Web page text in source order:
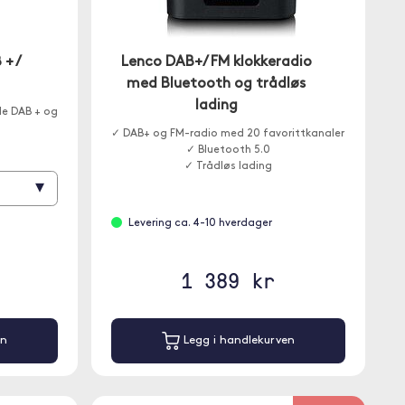
+ /
DAB + og
▾
Lenco DAB+/ FM klokkeradio
med Bluetooth og trådløs
lading
✓ DAB+ og FM-radio med 20 favorittkanaler
✓ Bluetooth 5.0
✓ Trådløs lading
Levering ca. 4-10 hverdager
1 389 kr
Legg i handlekurven